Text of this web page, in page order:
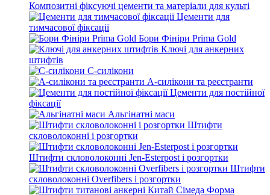
Композитні фіксуючі цементи та матеріали для культі
Цементи для
тимчасової фіксації
Бори Фініри Prima Gold
Ключі для анкерних
штифтів
С-силікони
А-силікони та реєстранти
Цементи для постійної
фіксації
Альгінатні маси
Штифти
скловолоконні і розгортки
Штифти скловолоконні Jen-Esterpost і розгортки
Штифти
скловолоконні Overfibers і розгортки